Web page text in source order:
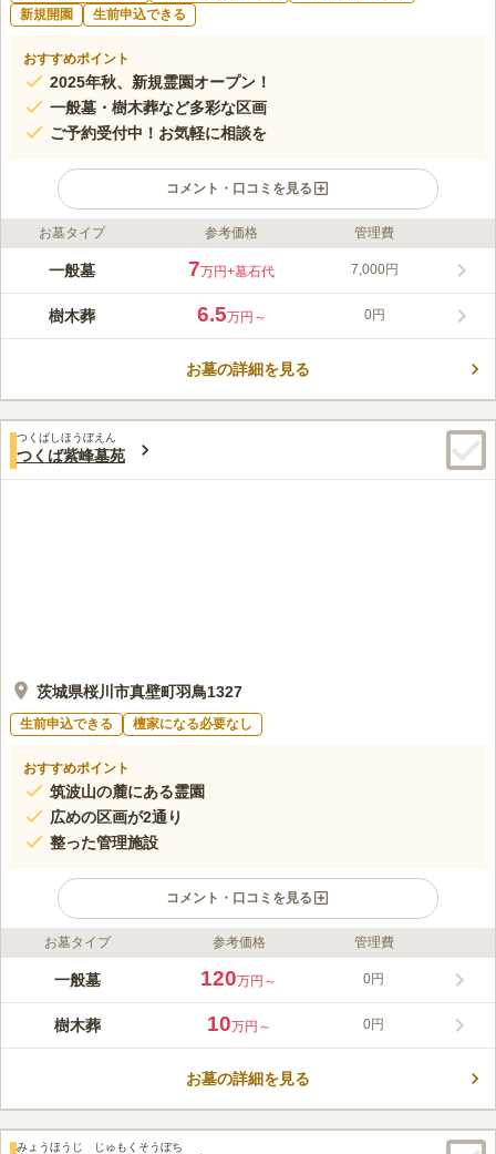
新規開園
生前申込できる
おすすめポイント
2025年秋、新規霊園オープン！
一般墓・樹木葬など多彩な区画
ご予約受付中！お気軽に相談を
コメント・口コミを見る
ライフドット編集部のコメント
水戸市森戸町に新規霊園「メモリーガーデンさくらの園霊園」が
2025年内の開園に向け、ただいまご予約受付中です。 水戸市周
辺で建墓をご検討の方や樹木葬をお探しの方はお気軽にお問い合
が変更になる場合がございます。
この霊園はまだ誰からも評価されていません。
お墓タイプ 参考価格 管理費
一般墓 7万円+墓石代 7,000円
樹木葬 6.5万円～ 0円
お墓の詳細を見る
つくばしほうぼえん
つくば紫峰墓苑
茨城県桜川市真壁町羽鳥1327
生前申込できる 檀家になる必要なし
おすすめポイント
筑波山の麓にある霊園
広めの区画が2通り
整った管理施設
コメント・口コミを見る
ライフドット編集部のコメント
座禅や写経を行う方々がよく訪れる賑やかな空間に故人が眠って
ん、四季折々の草花がお参りに訪れる方々の心を癒してくれるの
も魅力のひとつです。 曹洞宗の寺院なので、入檀する必要があ
す。お墓参りの前後に、ご家族で遊びに行くことも可能です。
この霊園はまだ誰からも評価されていません。
お墓タイプ 参考価格 管理費
一般墓 120万円～ 0円
樹木葬 10万円～ 0円
お墓の詳細を見る
みょうほうじ じゅもくそうぼち